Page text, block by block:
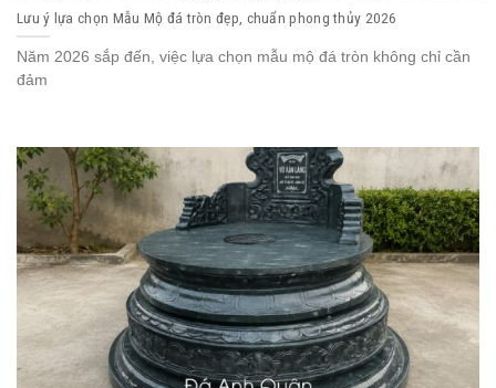
Lưu ý lựa chọn Mẫu Mộ đá tròn đẹp, chuẩn phong thủy 2026
Năm 2026 sắp đến, việc lựa chọn mẫu mộ đá tròn không chỉ cần
đảm